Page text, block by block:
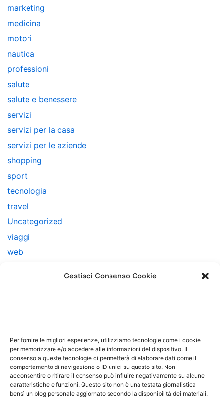
Gestisci Consenso Cookie
Per fornire le migliori esperienze, utilizziamo tecnologie come i cookie
per memorizzare e/o accedere alle informazioni del dispositivo. Il
consenso a queste tecnologie ci permetterà di elaborare dati come il
comportamento di navigazione o ID unici su questo sito. Non
acconsentire o ritirare il consenso può influire negativamente su alcune
caratteristiche e funzioni. Questo sito non è una testata giornalistica
bensì un blog personale aggiornato secondo la disponibilità dei materiali.
marketing
medicina
motori
nautica
professioni
salute
salute e benessere
servizi
servizi per la casa
servizi per le aziende
shopping
sport
tecnologia
travel
Uncategorized
viaggi
web
disponibilità e la reperibilità dei materiali. Pertanto non
può essere considerato in alcun modo un prodotto
editoriale ai sensi della L. n. 62 del 7/3/2001. Tutti i
marchi riportati appartengono ai legittimi proprietari;